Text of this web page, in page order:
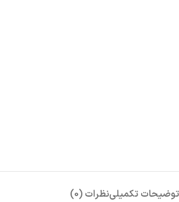
توضیحات تکمیلینظرات (0)